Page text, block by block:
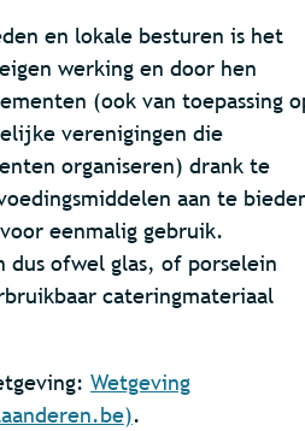
en lokale besturen is het
werking en door hen
(ook van toepassing
verenigingen die
organiseren) drank te
aan te
eenmalig gebruik.
dus ofwel glas, of porselein
cateringmateriaal
Wetgeving
.